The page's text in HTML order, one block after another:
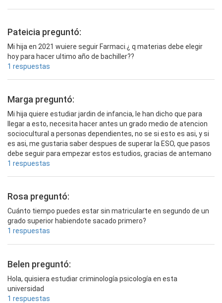
Pateicia preguntó:
Mi hija en 2021 wuiere seguir Farmaci.¿ q materias debe elegir
hoy para hacer ultimo año de bachiller??
1 respuestas
Marga preguntó:
Mi hija quiere estudiar jardin de infancia, le han dicho que para
llegar a esto, necesita hacer antes un grado medio de atencion
sociocultural a personas dependientes, no se si esto es asi, y si
es asi, me gustaria saber despues de superar la ESO, que pasos
debe seguir para empezar estos estudios, gracias de antemano
1 respuestas
Rosa preguntó:
Cuánto tiempo puedes estar sin matricularte en segundo de un
grado superior habiendote sacado primero?
1 respuestas
Belen preguntó:
Hola, quisiera estudiar criminología psicología en esta
universidad
1 respuestas